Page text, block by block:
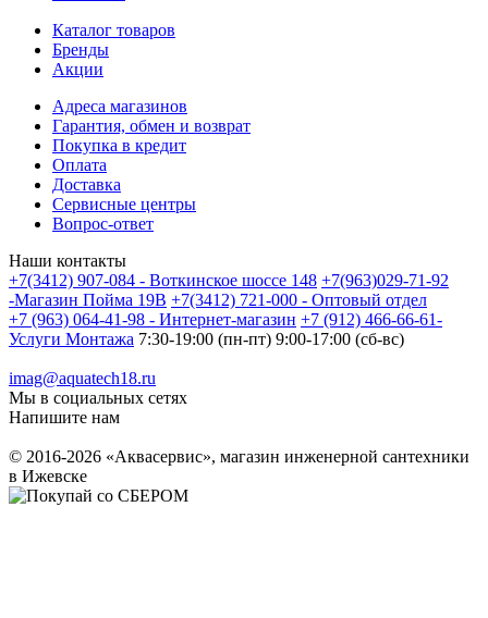
Каталог товаров
Бренды
Акции
Адреса магазинов
Гарантия, обмен и возврат
Покупка в кредит
Оплата
Доставка
Сервисные центры
Вопрос-ответ
Наши контакты
+7(3412) 907-084 - Воткинское шоссе 148 +7(963)029-71-92
-Магазин Пойма 19В +7(3412) 721-000 - Оптовый отдел
+7 (963) 064-41-98 - Интернет-магазин +7 (912) 466-66-61-
Услуги Монтажа 7:30-19:00 (пн-пт) 9:00-17:00 (сб-вс)
imag@aquatech18.ru
Мы в социальных сетях
Напишите нам
© 2016-2026 «Аквасервис», магазин инженерной сантехники
в Ижевске